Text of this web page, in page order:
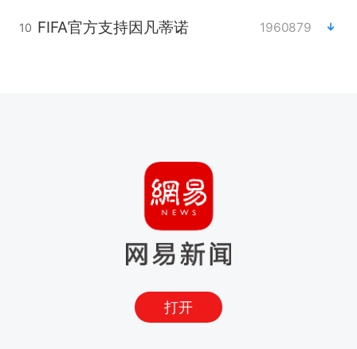
10 FIFA官方支持因凡蒂诺 1960879
打开